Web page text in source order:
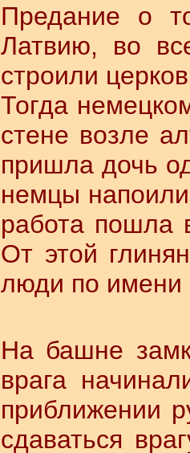
Предание о
Латвию, во
строили
Тогда
стене возле
пришла дочь
немцы
работа пошла
От этой
люди по имени
На башне
врага
приближении
сдаваться